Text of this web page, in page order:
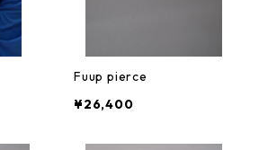
Fuup pierce
¥26,400